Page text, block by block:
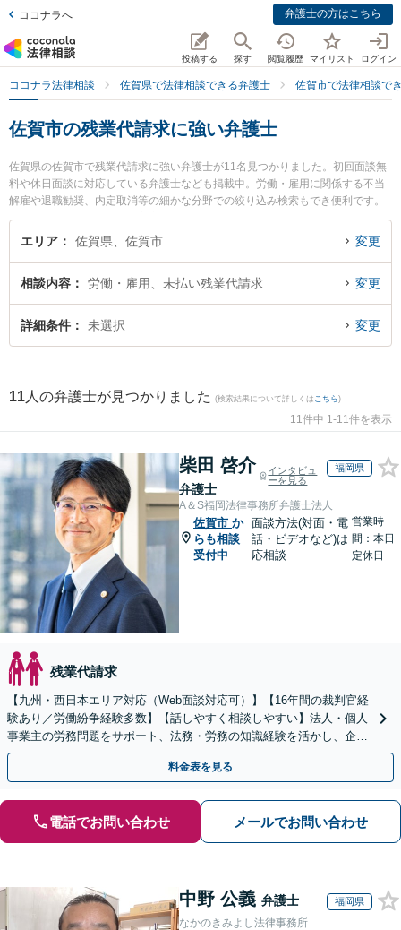
ココナラへ 弁護士の方はこちら
投稿する 探す 閲覧履歴 マイリスト ログイン
ココナラ法律相談 佐賀県で法律相談できる弁護士 佐賀市で法律相談で
佐賀市の残業代請求に強い弁護士
佐賀県の佐賀市で残業代請求に強い弁護士が11名見つかりました。初回面談無
料や休日面談に対応している弁護士なども掲載中。労働・雇用に関係する不当
解雇や退職勧奨、内定取消等の細かな分野での絞り込み検索もでき便利です。
特にありあけ法律事務所の富永 洋一弁護士や鬼塚・吉村法律事務所の鬼塚 拓也
弁護士、弁護士法人桑原法律事務所 佐賀オフィスの塚本 耕平弁護士のプロフィ
ール情報や弁護士費用、強みなどが注目されています。『佐賀市で土日や夜間
求のトラブル解決の実績豊富な近くの弁護士を検索したい』『初回相談無料で
残業代請求を法律相談できる佐賀市内の弁護士に相談予約したい』などでお困
りの相談者さんにおすすめです。
エリア 佐賀県、佐賀市 変更
相談内容 労働・雇用、未払い残業代請求 変更
詳細条件 未選択 変更
11 人の弁護士が見つかりました (検索結果について詳しくは こちら)
11件中 1-11件を表示
柴田 啓介
弁護士
インタビュ
ーを見る
福岡県
A＆S福岡法律事務所弁護士法人
佐賀市 か
らも相談
受付中
面談方法(対面・電
話・ビデオなど)は
応相談
営業時
間：本日
定休日
残業代請求
【九州・西日本エリア対応（Web面談対応可）】【16年間の裁判官経
験あり／労働紛争経験多数】【話しやすく相談しやすい】法人・個人
事業主の労務問題をサポート、法務・労務の知識経験を活かし、企業
側から御社の労働問題解決に尽力します。
料金表を見る
電話でお問い合わせ メールでお問い合わせ
中野 公義 弁護士 福岡県
なかのきみよし法律事務所